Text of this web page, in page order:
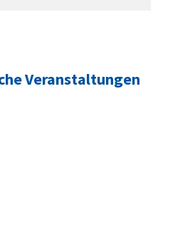
Veranstaltungen